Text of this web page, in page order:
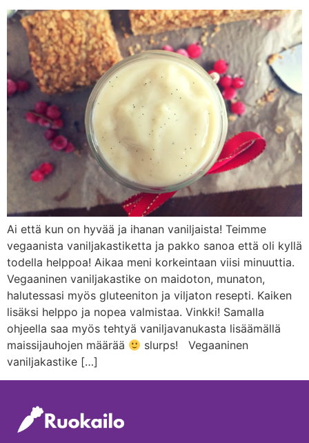
Ai että kun on hyvää ja ihanan vaniljaista! Teimme
vegaanista vaniljakastiketta ja pakko sanoa että oli kyllä
todella helppoa! Aikaa meni korkeintaan viisi minuuttia.
Vegaaninen vaniljakastike on maidoton, munaton,
halutessasi myös gluteeniton ja viljaton resepti. Kaiken
lisäksi helppo ja nopea valmistaa. Vinkki! Samalla
ohjeella saa myös tehtyä vaniljavanukasta lisäämällä
maissijauhojen määrää
slurps! Vegaaninen
vaniljakastike […]